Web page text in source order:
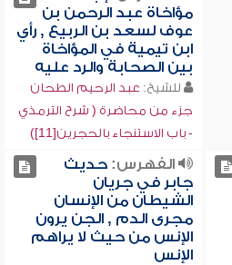
مؤاخاة عبد الرحمن بن
عوف لسعد بن الربيع , رأي
ابن تيمية في المؤاخاة
بين الصحابة والرد عليه
للشيخ: عبد الرحيم الطحان
جزء من محاضرة ( شرح الترمذي
- باب الاستنجاء بالحجرين[11])
الفهرس:حديث
جابر في جريان
الشيطان من الإنسان
مجرى الدم , الجن يرون
الإنس من حيث لا يراهم
الإنس